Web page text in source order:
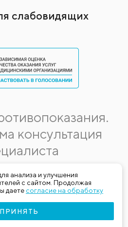
анализа и улучшения
с сайтом. Продолжая
даете согласие на обработку
ПРИНЯТЬ
слабовидящих
консультация
является публичной офертой.
спектр услуг могут меняться.
момент обращения за медицинской
по телефону (383) 303-03-03